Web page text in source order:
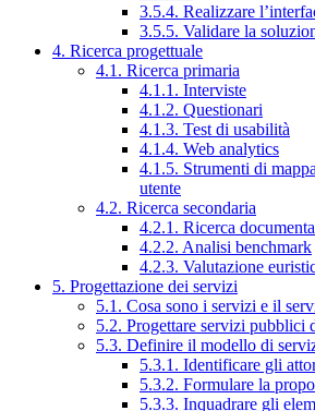
3.5.4. Realizzare
3.5.5. Validare la
4. Ricerca progettuale
4.1. Ricerca primaria
4.1.1. Interviste
4.1.2. Questionari
4.1.3. Test di usabilità
4.1.4. Web analytics
4.1.5. Strumenti di
utente
4.2. Ricerca secondaria
4.2.1. Ricerca
4.2.2. Analisi benchmark
4.2.3. Valutazione
5. Progettazione dei servizi
5.1. Cosa sono i servizi e il
5.2. Progettare servizi pubblici
5.3. Definire il modello di
5.3.1. Identificare gli
5.3.2. Formulare la
5.3.3. Inquadrare gli